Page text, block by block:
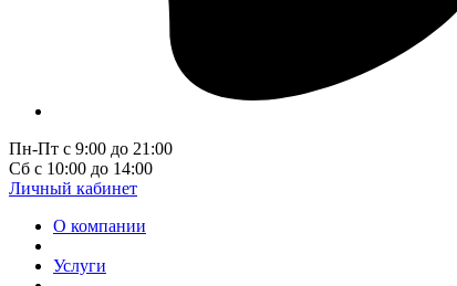
Пн-Пт с 9:00 до 21:00
Сб с 10:00 до 14:00
Личный кабинет
О компании
Услуги